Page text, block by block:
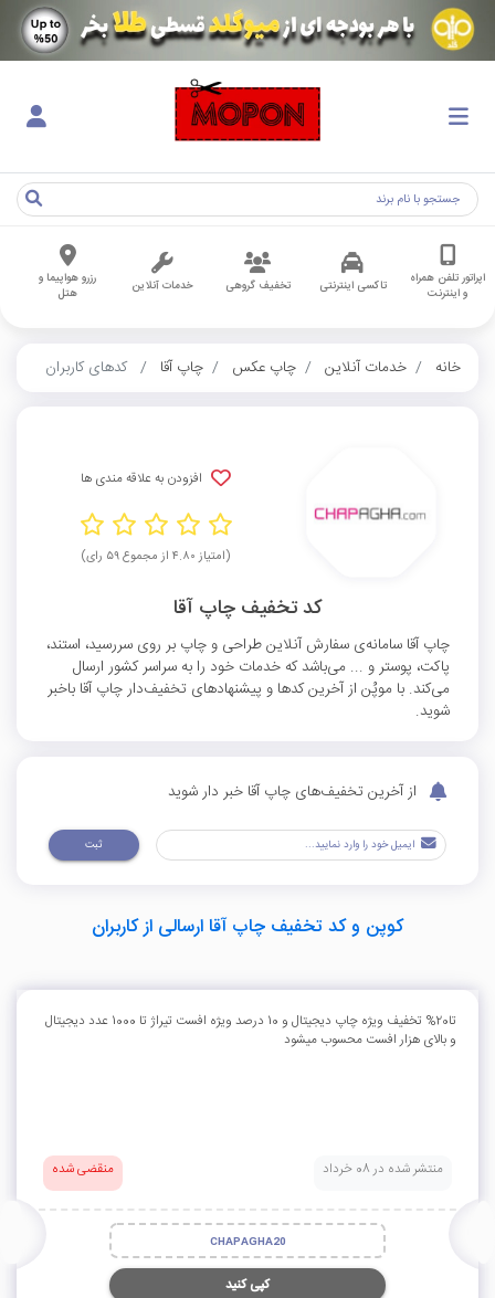
اپراتور تلفن همراه
و اینترنت
تاکسی اینترنتی تخفیف گروهی خدمات آنلاین
رزرو هواپیما و
هتل
خانه خدمات آنلاین چاپ عکس چاپ آقا کدهای کاربران
افزودن به علاقه مندی ها
(امتیاز ۴.۸۰ از مجموع ۵۹ رای)
کد تخفیف چاپ آقا
چاپ آقا سامانه‌ی سفارش آنلاین طراحی و چاپ بر روی سررسید، استند،
پاکت، پوستر و ... می‌باشد که خدمات خود را به سراسر کشور ارسال
می‌کند. با موپُن از آخرین کدها و پیشنهادهای تخفیف‌دار چاپ آقا باخبر
شوید.
از آخرین تخفیف‌های چاپ آقا خبر دار شوید
ثبت
کوپن و کد تخفیف چاپ آقا ارسالی از کاربران
تا20% تخفیف ویژه چاپ دیجیتال و 10 درصد ویژه افست تیراژ تا 1000 عدد دیجیتال
و بالای هزار افست محسوب میشود
منتشر شده در 08 خرداد منقضی شده
CHAPAGHA20
کپی کنید